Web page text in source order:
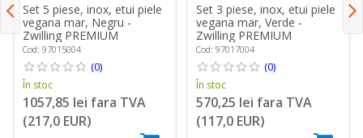
Set 5 piese, inox, etui piele
vegana mar, Negru -
Zwilling PREMIUM
Cod: 97015004
(0)
În stoc
1057,85 lei fara TVA
(217,0 EUR)
Set 3 piese, inox, etui piele
vegana mar, Verde -
Zwilling PREMIUM
Cod: 97017004
(0)
În stoc
570,25 lei fara TVA
(117,0 EUR)